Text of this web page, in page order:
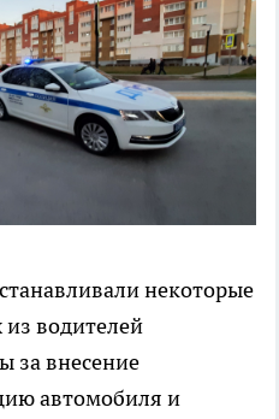
некоторые
водителей
за внесение
автомобиля и